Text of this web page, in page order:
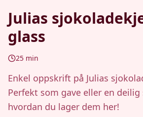
Julias
glass
25 min
Enkel oppskrift på Julias
Perfekt som gave eller en
hvordan du lager dem her!